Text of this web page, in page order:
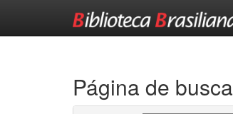
Página de busca